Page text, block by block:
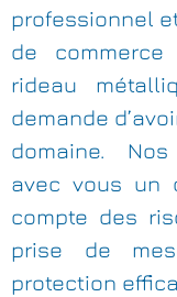
professionnel
de
rideau
demande
domaine.
avec vous un
compte des
prise de
protection